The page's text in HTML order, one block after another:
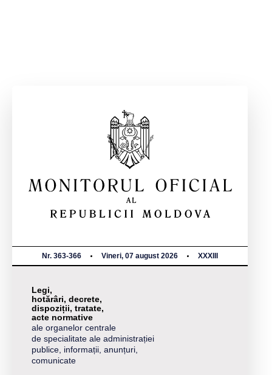
Nr. 363-366 Vineri, 07 august 2026 XXXIII
Legi,
hotărâri, decrete,
dispoziții, tratate,
acte normative
ale organelor centrale
de specialitate ale administrației
publice, informații, anunțuri,
comunicate